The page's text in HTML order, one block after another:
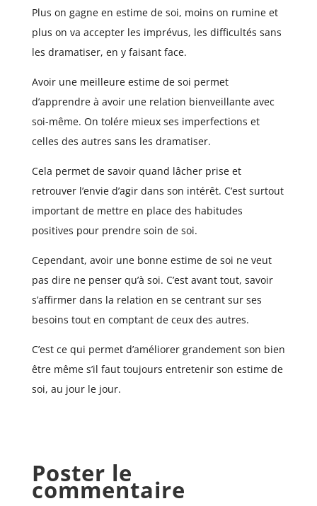
Plus on gagne en estime de soi, moins on rumine et
plus on va accepter les imprévus, les difficultés sans
les dramatiser, en y faisant face.
Avoir une meilleure estime de soi permet
d’apprendre à avoir une relation bienveillante avec
soi-même. On tolére mieux ses imperfections et
celles des autres sans les dramatiser.
Cela permet de savoir quand lâcher prise et
retrouver l’envie d’agir dans son intérêt. C’est surtout
important de mettre en place des habitudes
positives pour prendre soin de soi.
Cependant, avoir une bonne estime de soi ne veut
pas dire ne penser qu’à soi. C’est avant tout, savoir
s’affirmer dans la relation en se centrant sur ses
besoins tout en comptant de ceux des autres.
C’est ce qui permet d’améliorer grandement son bien
être même s’il faut toujours entretenir son estime de
soi, au jour le jour.
Poster le
commentaire